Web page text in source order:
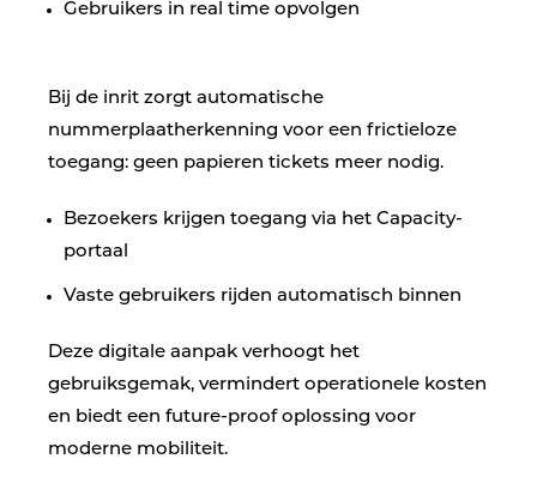
Gebruikers in real time opvolgen
Bij de inrit zorgt automatische
nummerplaatherkenning voor een frictieloze
toegang: geen papieren tickets meer nodig.
Bezoekers krijgen toegang via het Capacity-
portaal
Vaste gebruikers rijden automatisch binnen
Deze digitale aanpak verhoogt het
gebruiksgemak, vermindert operationele kosten
en biedt een future-proof oplossing voor
moderne mobiliteit.